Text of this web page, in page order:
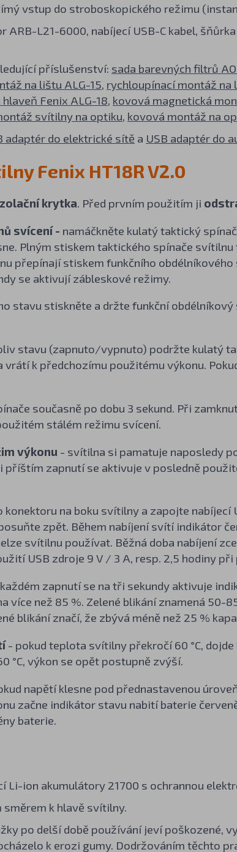
vstup do stroboskopického režimu
L21-6000, nabíjecí USB-C kabel,
příslušenství: sada barevných filtrů
na lištu ALG-15, rychloupínací montáž na
Fenix ALG-18, kovová magnetická
svítilny na optiku, kovová montáž na
adaptér do elektrické sítě a USB adaptér do
Fenix HT18R V2.0
krytka. Před prvním použitím ji
svícení - namáčkněte kulatý taktický
Plným stiskem taktického spínače svítilnu
přepínají stiskem funkčního obdélníkového
se aktivují zábleskové režimy.
stavu stiskněte a držte funkční obdélníkový
stavu (zapnuto/vypnuto) podržte kulatý
vrátí k předchozímu použitému výkonu.
současně po dobu 3 sekund. Při
stálém režimu svícení.
výkonu - svítilna si pamatuje naposledy
příštím zapnutí se aktivuje v posledně
na boku svítilny a zapojte nabíjecí
zpět. Během nabíjení svítí indikátor
svítilnu používat. Běžná doba nabíjení
USB zdroje 9 V / 3 A, resp. 2,5 hodiny
zapnutí se na tři sekundy aktivuje
více než 85 %. Zelené blikání znamená 50-
blikání značí, že zbývá méně než 25 %
- pokud teplota svítilny překročí 60 °C,
°C, výkon se opět postupně zvýší.
napětí klesne pod přednastavenou
začne indikátor stavu nabití baterie
baterie.
Li-ion akumulátory 21700 s ochrannou
k hlavě svítilny.
po delší době používání jeví poškozené,
k erozi gumy. Dodržováním těchto